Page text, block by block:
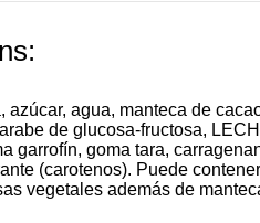
azúcar, agua, manteca de
de glucosa-fructosa,
garrofín, goma tara,
(carotenos). Puede
vegetales además de